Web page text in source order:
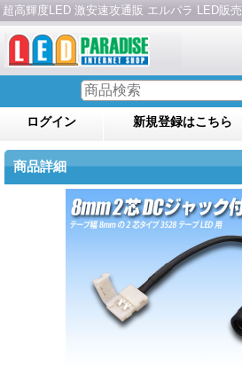
超高輝度LED 激安速攻通販 エルパラ LED販売
ログイン 新規登録はこちら
商品詳細